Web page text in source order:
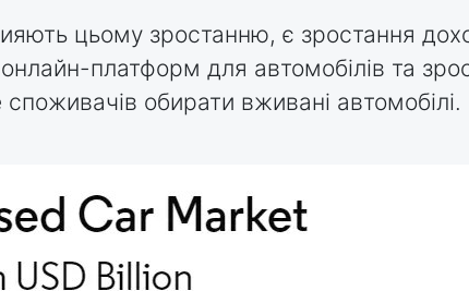
цьому зростанню, є зростання
платформ для автомобілів та
обирати вживані автомобілі.